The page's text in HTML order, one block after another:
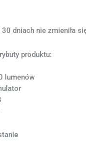
dniach nie zmieniła
produktu:
lumenów